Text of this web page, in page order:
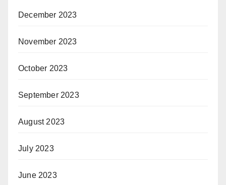
December 2023
November 2023
October 2023
September 2023
August 2023
July 2023
June 2023